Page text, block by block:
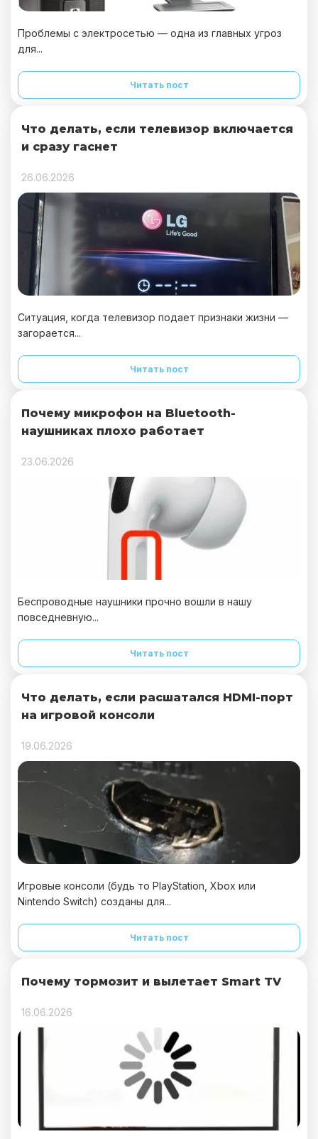
Проблемы с электросетью — одна из главных угроз
для...
Читать пост
Что делать, если телевизор включается
и сразу гаснет
26.06.2026
Ситуация, когда телевизор подает признаки жизни —
загорается...
Читать пост
Почему микрофон на Bluetooth-
наушниках плохо работает
23.06.2026
Беспроводные наушники прочно вошли в нашу
повседневную...
Читать пост
Что делать, если расшатался HDMI-порт
на игровой консоли
19.06.2026
Игровые консоли (будь то PlayStation, Xbox или
Nintendo Switch) созданы для...
Читать пост
Почему тормозит и вылетает Smart TV
16.06.2026